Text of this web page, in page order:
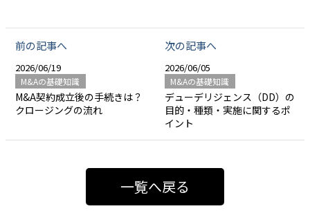
前の記事へ
2026/06/19
M&Aの基礎知識
M&A契約成立後の手続きは？
クロージングの流れ
次の記事へ
2026/06/05
M&Aの基礎知識
デューデリジェンス（DD）の
目的・種類・実施に関するポ
イント
一覧へ戻る